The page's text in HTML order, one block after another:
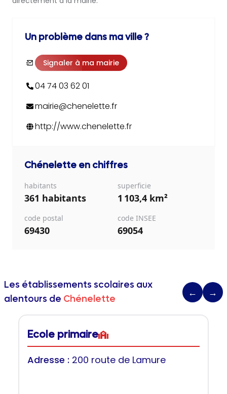
Un problème dans ma ville ?
Signaler à ma mairie
04 74 03 62 01
mairie@chenelette.fr
http://www.chenelette.fr
Chénelette en chiffres
habitants
361 habitants
superficie
1 103,4 km²
code postal
69430
code INSEE
69054
Les établissements scolaires aux
alentours de Chénelette
← →
Ecole primaire
Adresse : 200 route de Lamure